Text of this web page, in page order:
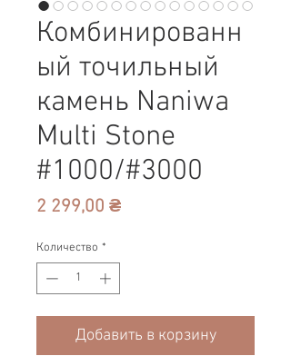
Комбинированн
ый точильный
камень Naniwa
Multi Stone
#1000/#3000
2 299,00 ₴Цена
Количество *
Добавить в корзину